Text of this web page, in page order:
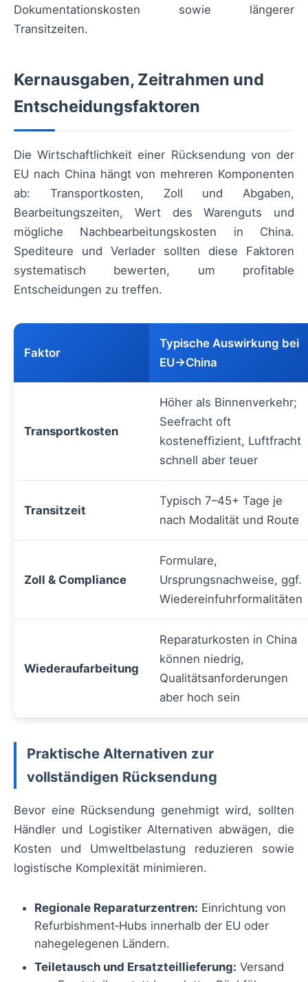
Dokumentationskosten sowie längerer
Transitzeiten.
Kernausgaben, Zeitrahmen und
Entscheidungsfaktoren
Die Wirtschaftlichkeit einer Rücksendung von der
EU nach China hängt von mehreren Komponenten
ab: Transportkosten, Zoll und Abgaben,
Bearbeitungszeiten, Wert des Warenguts und
mögliche Nachbearbeitungskosten in China.
Spediteure und Verlader sollten diese Faktoren
systematisch bewerten, um profitable
Entscheidungen zu treffen.
Faktor
Typische Auswirkung bei
EU→China
Transportkosten
Höher als Binnenverkehr;
Seefracht oft
kosteneffizient, Luftfracht
schnell aber teuer
Transitzeit
Typisch 7–45+ Tage je
nach Modalität und Route
Zoll & Compliance
Formulare,
Ursprungsnachweise, ggf.
Wiedereinfuhrformalitäten
Wiederaufarbeitung
Reparaturkosten in China
können niedrig,
Qualitätsanforderungen
aber hoch sein
Praktische Alternativen zur
vollständigen Rücksendung
Bevor eine Rücksendung genehmigt wird, sollten
Händler und Logistiker Alternativen abwägen, die
Kosten und Umweltbelastung reduzieren sowie
logistische Komplexität minimieren.
Regionale Reparaturzentren: Einrichtung von
Refurbishment‑Hubs innerhalb der EU oder
nahegelegenen Ländern.
Teiletausch und Ersatzteillieferung: Versand